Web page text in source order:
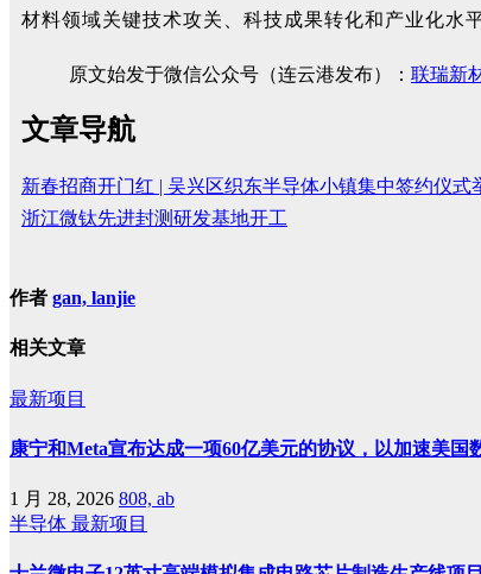
材料领域关键技术攻关、科技成果转化和产业化水
原文始发于微信公众号（连云港发布）： 联瑞新
文章导航
新春招商开门红 | 吴兴区织东半导体小镇集中签约仪式
浙江微钛先进封测研发基地开工
作者 gan, lanjie
相关文章
最新项目
康宁和Meta宣布达成一项60亿美元的协议，以加速美国
1 月 28, 2026 808, ab
半导体 最新项目